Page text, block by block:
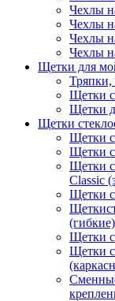
Чехлы
Чехлы
Чехлы
Чехлы
Щетки для
Щетки
Щетки
Щетки
Щетки
Щетки
Щетки
Classic
Щетки
(гибкие)
Щетки
Щетки